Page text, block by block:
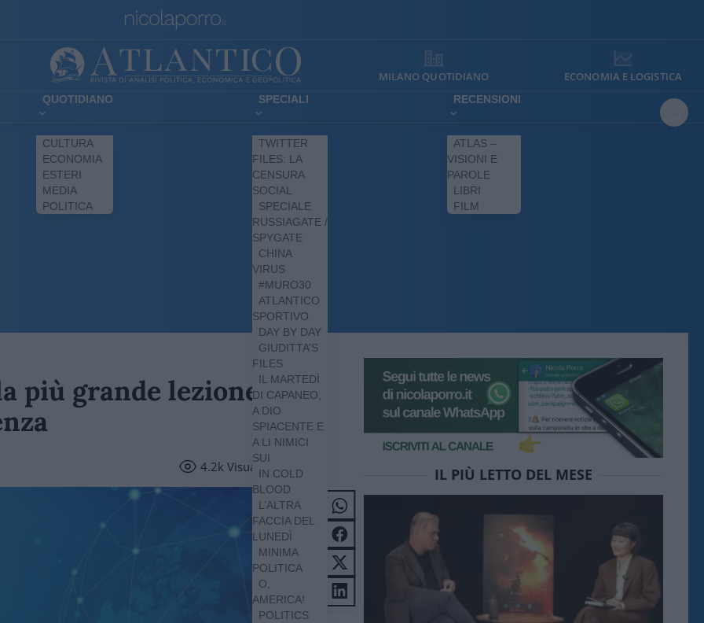
MILANO QUOTIDIANO ECONOMIA E LOGISTICA
QUOTIDIANO
CULTURA
ECONOMIA
ESTERI
MEDIA
POLITICA
SPECIALI
TWITTER
FILES: LA
CENSURA
SOCIAL
SPECIALE
RUSSIAGATE /
SPYGATE
CHINA
VIRUS
#MURO30
ATLANTICO
SPORTIVO
DAY BY DAY
GIUDITTA’S
FILES
IL MARTEDÌ
DI CAPANEO,
A DIO
SPIACENTE E
A LI NIMICI
SUI
IN COLD
BLOOD
L’ALTRA
FACCIA DEL
LUNEDÌ
MINIMA
POLITICA
O,
AMERICA!
POLITICS
RECENSIONI
ATLAS –
VISIONI E
PAROLE
LIBRI
FILM
più grande lezione
4.2k Visualizzazioni IL PIÙ LETTO DEL MESE